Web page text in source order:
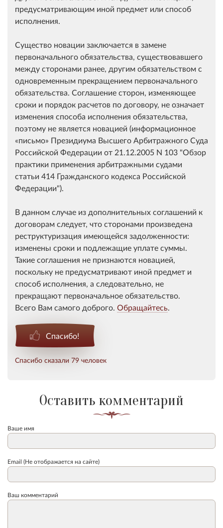
предусматривающим иной предмет или способ
исполнения.
Существо новации заключается в замене
первоначального обязательства, существовавшего
между сторонами ранее, другим обязательством с
одновременным прекращением первоначального
обязательства. Соглашение сторон, изменяющее
сроки и порядок расчетов по договору, не означает
изменения способа исполнения обязательства,
поэтому не является новацией (информационное
письмо
Президиума Высшего Арбитражного Суда
Российской Федерации от 21.12.2005 N 103 "Обзор
практики применения арбитражными судами
статьи 414 Гражданского кодекса Российской
Федерации").
В данном случае из дополнительных соглашений к
договорам следует, что сторонами произведена
реструктуризация имеющейся задолженности:
изменены сроки и подлежащие уплате суммы.
Такие соглашения не признаются новацией,
поскольку не предусматривают иной предмет и
способ исполнения, а следовательно, не
прекращают первоначальное обязательство.
Всего Вам самого доброго. Обращайтесь.
Спасибо!
Спасибо сказали 79 человек
Оставить комментарий
Ваше имя
Email (Не отображается на сайте)
Ваш комментарий